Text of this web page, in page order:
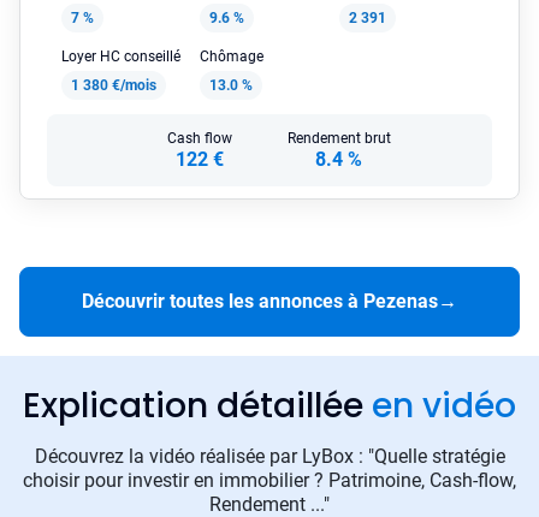
7 %
9.6 %
2 391
Loyer HC conseillé
1 380 €/mois
Chômage
13.0 %
Cash flow
122 €
Rendement brut
8.4 %
Découvrir toutes les annonces à Pezenas→
Explication détaillée en vidéo
Découvrez la vidéo réalisée par LyBox : "Quelle stratégie
choisir pour investir en immobilier ? Patrimoine, Cash-flow,
Rendement ..."